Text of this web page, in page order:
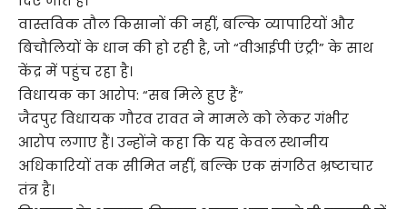
वास्तविक तौल किसानों की नहीं, बल्कि व्यापारियों और
बिचौलियों के धान की हो रही है, जो “वीआईपी एंट्री” के साथ
केंद्र में पहुंच रहा है।
विधायक का आरोप: “सब मिले हुए हैं”
जैदपुर विधायक गौरव रावत ने मामले को लेकर गंभीर
आरोप लगाए हैं। उन्होंने कहा कि यह केवल स्थानीय
अधिकारियों तक सीमित नहीं, बल्कि एक संगठित भ्रष्टाचार
तंत्र है।